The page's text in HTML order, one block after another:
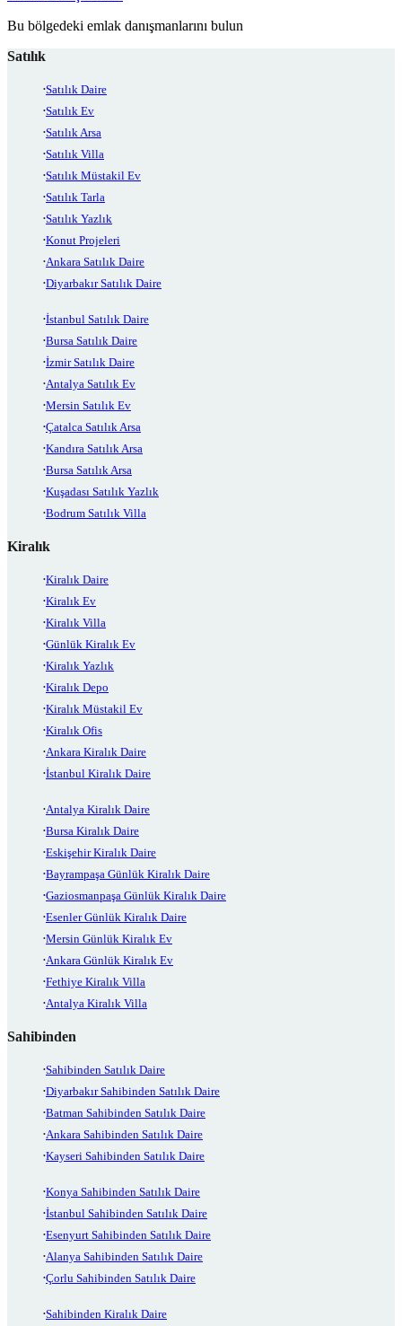
Bu bölgedeki emlak danışmanlarını bulun
Satılık
Satılık Daire
Satılık Ev
Satılık Arsa
Satılık Villa
Satılık Müstakil Ev
Satılık Tarla
Satılık Yazlık
Konut Projeleri
Ankara Satılık Daire
Diyarbakır Satılık Daire
İstanbul Satılık Daire
Bursa Satılık Daire
İzmir Satılık Daire
Antalya Satılık Ev
Mersin Satılık Ev
Çatalca Satılık Arsa
Kandıra Satılık Arsa
Bursa Satılık Arsa
Kuşadası Satılık Yazlık
Bodrum Satılık Villa
Kiralık
Kiralık Daire
Kiralık Ev
Kiralık Villa
Günlük Kiralık Ev
Kiralık Yazlık
Kiralık Depo
Kiralık Müstakil Ev
Kiralık Ofis
Ankara Kiralık Daire
İstanbul Kiralık Daire
Antalya Kiralık Daire
Bursa Kiralık Daire
Eskişehir Kiralık Daire
Bayrampaşa Günlük Kiralık Daire
Gaziosmanpaşa Günlük Kiralık Daire
Esenler Günlük Kiralık Daire
Mersin Günlük Kiralık Ev
Ankara Günlük Kiralık Ev
Fethiye Kiralık Villa
Antalya Kiralık Villa
Sahibinden
Sahibinden Satılık Daire
Diyarbakır Sahibinden Satılık Daire
Batman Sahibinden Satılık Daire
Ankara Sahibinden Satılık Daire
Kayseri Sahibinden Satılık Daire
Konya Sahibinden Satılık Daire
İstanbul Sahibinden Satılık Daire
Esenyurt Sahibinden Satılık Daire
Alanya Sahibinden Satılık Daire
Çorlu Sahibinden Satılık Daire
Sahibinden Kiralık Daire